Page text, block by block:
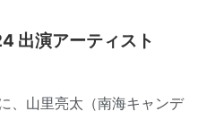
出演アーティスト
、山里亮太（南海キャンデ